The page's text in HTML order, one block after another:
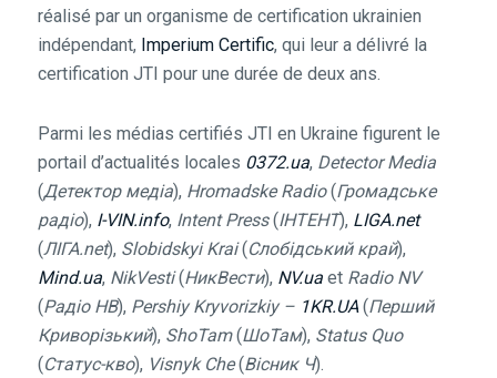
réalisé par un organisme de certification ukrainien
indépendant,Imperium Certific, qui leur a délivré la
certification JTI pour une durée de deux ans.
Parmi les médias certifiés JTI en Ukraine figurent le
portail d’actualités locales 0372.ua, Detector Media
(Детектор медіа), Hromadske Radio(Громадське
радіо), I-VIN.info, Intent Press(ІНТЕНТ), LIGA.net
(ЛІГА.net), Slobidskyi Krai(Слобідський край),
Mind.ua, NikVesti(НикВести), NV.uaet Radio NV
(Радіо НВ), Pershiy Kryvorizkiy –1KR.UA(Перший
Криворізький), ShoTam(ШоТам), Status Quo
(Статус-кво), Visnyk Che(Вісник Ч).